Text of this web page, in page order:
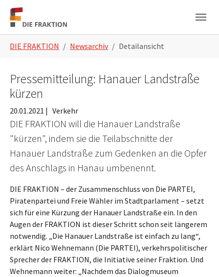
Zum Hauptinhalt springen
Skip to page footer
DIE FRAKTION Newsarchiv Detailansicht
Pressemitteilung: Hanauer Landstraße
kürzen
20.01.2021 | Verkehr
DIE FRAKTION will die Hanauer Landstraße
"kürzen", indem sie die Teilabschnitte der
Hanauer Landstraße zum Gedenken an die Opfer
des Anschlags in Hanau umbenennt.
DIE FRAKTION – der Zusammenschluss von Die PARTEI,
Piratenpartei und Freie Wähler im Stadtparlament – setzt
sich für eine Kürzung der Hanauer Landstraße ein. In den
Augen der FRAKTION ist dieser Schritt schon seit längerem
notwendig. „Die Hanauer Landstraße ist einfach zu lang“,
erklärt Nico Wehnemann (Die PARTEI), verkehrspolitischer
Sprecher der FRAKTION, die Initiative seiner Fraktion. Und
Wehnemann weiter: „Nachdem das Dialogmuseum